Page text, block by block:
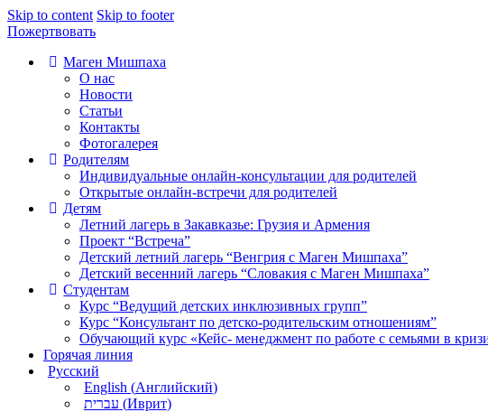
Skip to content Skip to footer
Пожертвовать
Маген Мишпаха
О нас
Новости
Статьи
Контакты
Фотогалерея
Родителям
Индивидуальные онлайн-консультации для родителей
Открытые онлайн-встречи для родителей
Детям
Летний лагерь в Закавказье: Грузия и Армения
Проект “Встреча”
Детский летний лагерь “Венгрия с Маген Мишпаха”
Детский весенний лагерь “Словакия с Маген Мишпаха”
Студентам
Курс “Ведущий детских инклюзивных групп”
Курс “Консультант по детско-родительским отношениям”
Обучающий курс «Кейс- менеджмент по работе с семьями в
Горячая линия
Русский
English (Английский)
עברית (Иврит)